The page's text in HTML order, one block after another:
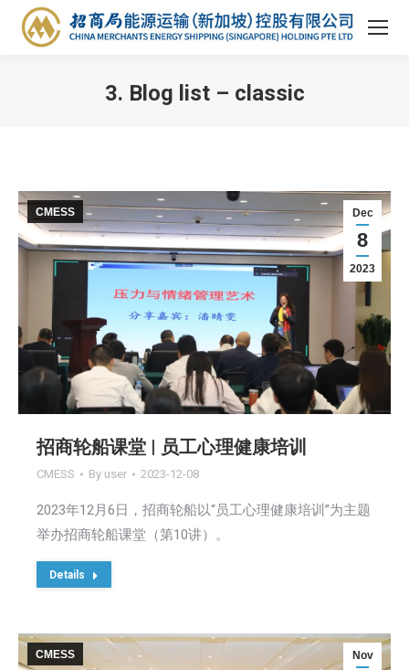
3. Blog list – classic
Dec
8
2023
CMESS
招商轮船课堂 | 员工心理健康培训
CMESS By user 2023-12-08
2023年12月6日，招商轮船以“员工心理健康培训”为主题
举办招商轮船课堂（第10讲）。
Details
Nov
CMESS